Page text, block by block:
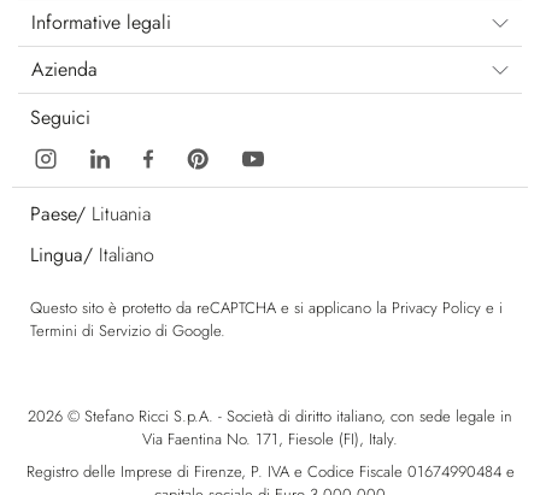
Informative legali
Azienda
Seguici
Paese/ Lituania
Lingua/ Italiano
Questo sito è protetto da reCAPTCHA e si applicano la Privacy Policy e i
Termini di Servizio di Google.
2026 © Stefano Ricci S.p.A. - Società di diritto italiano, con sede legale in
Via Faentina No. 171, Fiesole (FI), Italy.
Registro delle Imprese di Firenze, P. IVA e Codice Fiscale 01674990484 e